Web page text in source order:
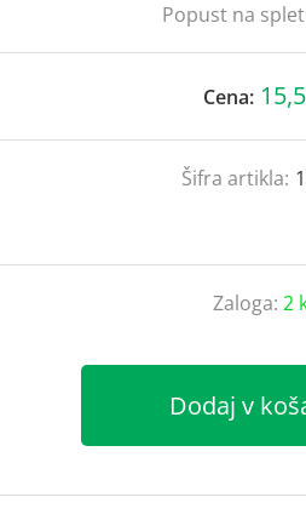
Popust na
Cena:
Šifra artikla:
Zaloga: 2
Dodaj v